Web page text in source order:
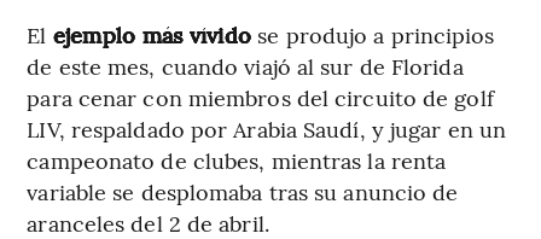
El ejemplo más vívido se produjo a principios
de este mes, cuando viajó al sur de Florida
para cenar con miembros del circuito de golf
LIV, respaldado por Arabia Saudí, y jugar en un
campeonato de clubes, mientras la renta
variable se desplomaba tras su anuncio de
aranceles del 2 de abril.